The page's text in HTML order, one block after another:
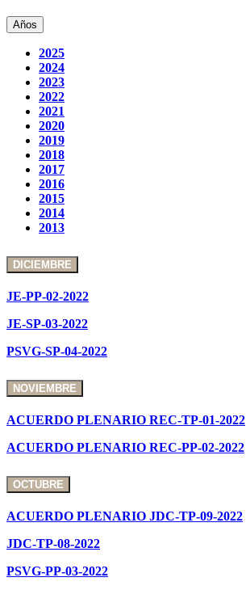
Años
2025
2024
2023
2022
2021
2020
2019
2018
2017
2016
2015
2014
2013
DICIEMBRE
JE-PP-02-2022
JE-SP-03-2022
PSVG-SP-04-2022
NOVIEMBRE
ACUERDO PLENARIO REC-TP-01-2022
ACUERDO PLENARIO REC-PP-02-2022
OCTUBRE
ACUERDO PLENARIO JDC-TP-09-2022
JDC-TP-08-2022
PSVG-PP-03-2022